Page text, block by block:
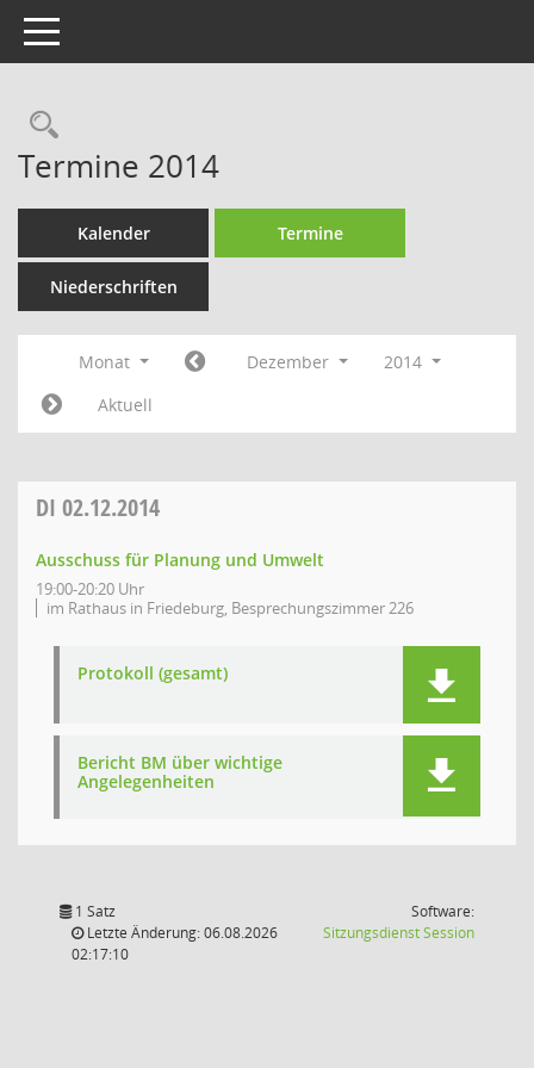
Toggle navigation
Rechercheauswahl
Termine 2014
Kalender Termine
Niederschriften
Monat Dezember
2014
Aktuell
DI 02.12.2014
Ausschuss für Planung und Umwelt
19:00-20:20 Uhr
im Rathaus in Friedeburg, Besprechungszimmer 226
Protokoll (gesamt)
Bericht BM über wichtige
Angelegenheiten
1 Satz
Letzte Änderung: 06.08.2026
02:17:10
Software:
SitzungsdienstSession(Wird in